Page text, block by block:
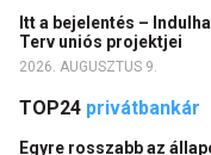
Itt a bejelentés –
Terv uniós projektjei
2026. AUGUSZTUS 9.
TOP24 privátbankár
Egyre rosszabb az